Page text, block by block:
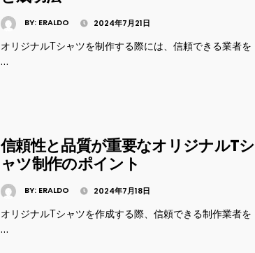
BY: ERALDO 2024年7月21日
オリジナルTシャツを制作する際には、信頼できる業者を
…
信頼性と品質が重要なオリジナルTシ
ャツ制作のポイント
BY: ERALDO 2024年7月18日
オリジナルTシャツを作成する際、信頼できる制作業者を
…